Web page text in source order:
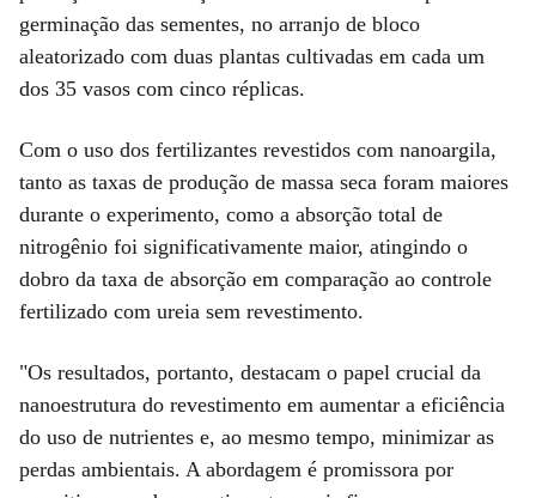
germinação das sementes, no arranjo de bloco
aleatorizado com duas plantas cultivadas em cada um
dos 35 vasos com cinco réplicas.
Com o uso dos fertilizantes revestidos com nanoargila,
tanto as taxas de produção de massa seca foram maiores
durante o experimento, como a absorção total de
nitrogênio foi significativamente maior, atingindo o
dobro da taxa de absorção em comparação ao controle
fertilizado com ureia sem revestimento.
"Os resultados, portanto, destacam o papel crucial da
nanoestrutura do revestimento em aumentar a eficiência
do uso de nutrientes e, ao mesmo tempo, minimizar as
perdas ambientais. A abordagem é promissora por